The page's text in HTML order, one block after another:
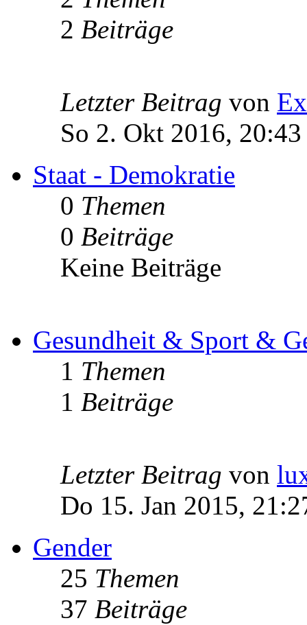
2 Beiträge
Letzter Beitrag von
So 2. Okt 2016, 20:43
Staat - Demokratie
0 Themen
0 Beiträge
Keine Beiträge
Gesundheit & Sport &
1 Themen
1 Beiträge
Letzter Beitrag von
Do 15. Jan 2015,
Gender
25 Themen
37 Beiträge